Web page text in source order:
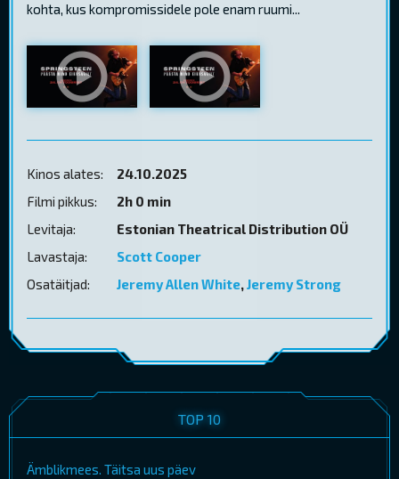
kohta, kus kompromissidele pole enam ruumi...
Kinos alates:
24.10.2025
Filmi pikkus:
2h 0 min
Levitaja:
Estonian Theatrical Distribution OÜ
Lavastaja:
Scott Cooper
Osatäitjad:
Jeremy Allen White,Jeremy Strong
TOP 10
Ämblikmees. Täitsa uus päev